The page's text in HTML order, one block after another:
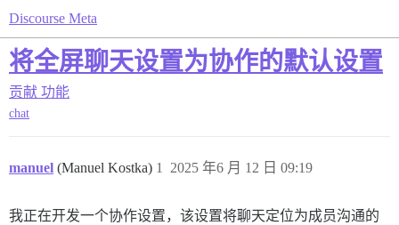
Discourse Meta
将全屏聊天设置为协作的默认设置
贡献 功能
chat
manuel (Manuel Kostka) 2025 年6 月 12 日 09:19
1
我正在开发一个协作设置，该设置将聊天定位为成员沟通的